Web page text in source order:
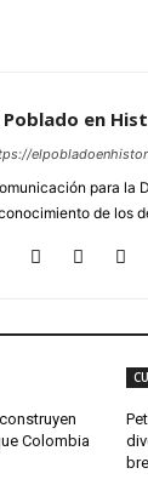
Poblado en
para la
de los
Colombia